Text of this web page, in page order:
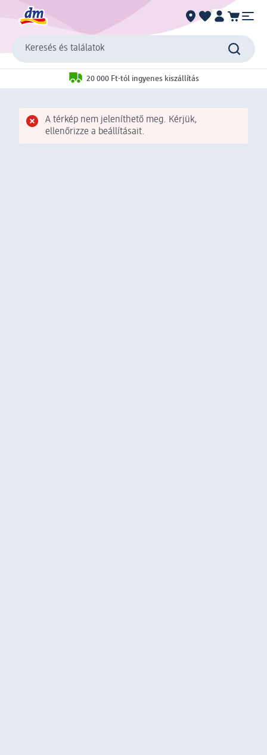
Keresés és találatok
20 000 Ft-tól ingyenes kiszállítás
A térkép nem jeleníthető meg. Kérjük,
ellenőrizze a beállításait.